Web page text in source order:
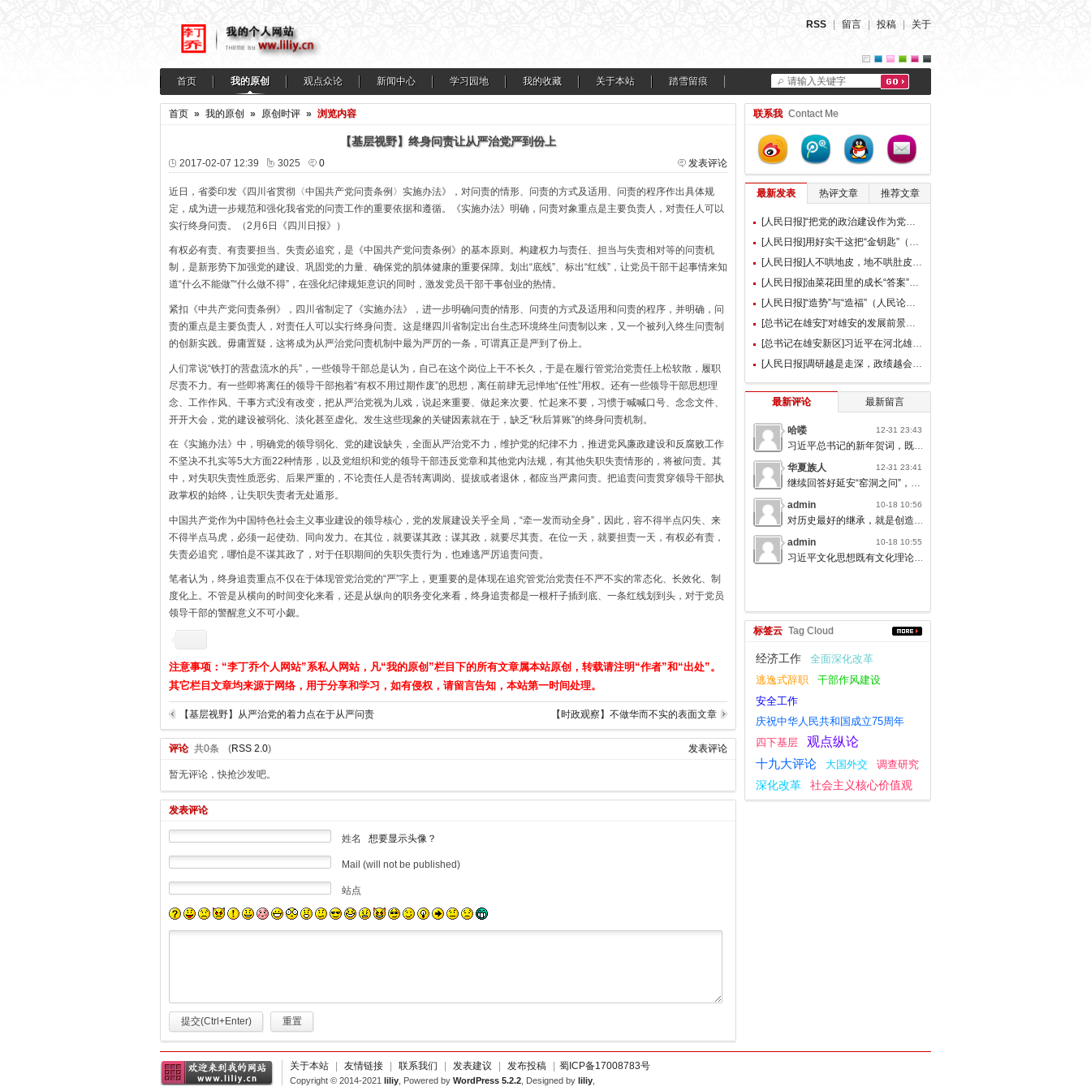
RSS 留言 投稿 关于
请输入关键字
首页 我的原创 观点众论 新闻中心 学习园地 我的收藏 关于本站 踏雪留痕
首页 » 我的原创 » 原创时评 » 浏览内容
【基层视野】终身问责让从严治党严到份上
2017-02-07 12:39 3025 0 发表评论
近日，省委印发《四川省贯彻〈中国共产党问责条例〉实施办法》，对问责的情形、问责的方式及适用、问责的程序作出具体规
定，成为进一步规范和强化我省党的问责工作的重要依据和遵循。《实施办法》明确，问责对象重点是主要负责人，对责任人可以
实行终身问责。（2月6日《四川日报》）
有权必有责、有责要担当、失责必追究，是《中国共产党问责条例》的基本原则。构建权力与责任、担当与失责相对等的问责机
制，是新形势下加强党的建设、巩固党的力量、确保党的肌体健康的重要保障。划出“底线”、标出“红线”，让党员干部干起事情来知
道“什么不能做”“什么做不得”，在强化纪律规矩意识的同时，激发党员干部干事创业的热情。
紧扣《中共产党问责条例》，四川省制定了《实施办法》，进一步明确问责的情形、问责的方式及适用和问责的程序，并明确，问
责的重点是主要负责人，对责任人可以实行终身问责。这是继四川省制定出台生态环境终生问责制以来，又一个被列入终生问责制
的创新实践。毋庸置疑，这将成为从严治党问责机制中最为严厉的一条，可谓真正是严到了份上。
人们常说“铁打的营盘流水的兵”，一些领导干部总是认为，自己在这个岗位上干不长久，于是在履行管党治党责任上松软散，履职
尽责不力。有一些即将离任的领导干部抱着“有权不用过期作废”的思想，离任前肆无忌惮地“任性”用权。还有一些领导干部思想理
念、工作作风、干事方式没有改变，把从严治党视为儿戏，说起来重要、做起来次要、忙起来不要，习惯于喊喊口号、念念文件、
开开大会，党的建设被弱化、淡化甚至虚化。发生这些现象的关键因素就在于，缺乏“秋后算账”的终身问责机制。
在《实施办法》中，明确党的领导弱化、党的建设缺失，全面从严治党不力，维护党的纪律不力，推进党风廉政建设和反腐败工作
不坚决不扎实等5大方面22种情形，以及党组织和党的领导干部违反党章和其他党内法规，有其他失职失责情形的，将被问责。其
中，对失职失责性质恶劣、后果严重的，不论责任人是否转离调岗、提拔或者退休，都应当严肃问责。把追责问责贯穿领导干部执
政掌权的始终，让失职失责者无处遁形。
中国共产党作为中国特色社会主义事业建设的领导核心，党的发展建设关乎全局，“牵一发而动全身”，因此，容不得半点闪失、来
不得半点马虎，必须一起使劲、同向发力。在其位，就要谋其政；谋其政，就要尽其责。在位一天，就要担责一天，有权必有责，
失责必追究，哪怕是不谋其政了，对于任职期间的失职失责行为，也难逃严厉追责问责。
笔者认为，终身追责重点不仅在于体现管党治党的“严”字上，更重要的是体现在追究管党治党责任不严不实的常态化、长效化、制
度化上。不管是从横向的时间变化来看，还是从纵向的职务变化来看，终身追责都是一根杆子插到底、一条红线划到头，对于党员
领导干部的警醒意义不可小觑。
注意事项：“李丁乔个人网站”系私人网站，凡“我的原创”栏目下的所有文章属本站原创，转载请注明“作者”和“出处”。
其它栏目文章均来源于网络，用于分享和学习，如有侵权，请留言告知，本站第一时间处理。
【基层视野】从严治党的着力点在于从严问责 【时政观察】不做华而不实的表面文章
评论 共0条 (RSS 2.0) 发表评论
暂无评论，快抢沙发吧。
发表评论
姓名 想要显示头像？
Mail (will not be published)
站点
提交(Ctrl+Enter) 重置
联系我 Contact Me
最新发表 热评文章 推荐文章
最新评论 最新留言
哈喽 12-31 23:43
习近平总书记的新年贺词，既充满温度，又饱含深情，太催人奋进了。
华夏族人
12-31 23:41
继续回答好延安“窑洞之问”，书写无愧于人民的时代答卷。
admin
10-18 10:56
对历史最好的继承，就是创造新的历史；对人类文明最大的礼敬，就是创造人类文明新形态。
admin
10-18 10:55
习近平文化思想既有文化理论观点上的创新和突破，又有文化工作布局上的部署要求，标志着我们党对中国特色社会主义文化建设规律的认识达到了新高度，表明我们党的历史自信、文化自信达到了新高度。
标签云 Tag Cloud
经济工作
全面深化改革
逃逸式辞职
干部作风建设
安全工作
庆祝中华人民共和国成立75周年
四下基层
观点纵论
十九大评论
大国外交
调查研究
深化改革
社会主义核心价值观
关于本站 友情链接 联系我们 发表建议 发布投稿 蜀ICP备17008783号
Copyright © 2014-2021 liliy , Powered by WordPress 5.2.2 , Designed by liliy